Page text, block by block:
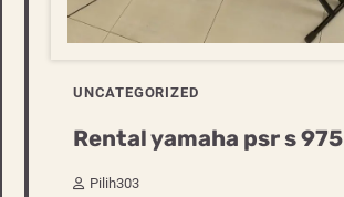
UNCATEGORIZED
Rental yamaha psr s 975
Pilih303